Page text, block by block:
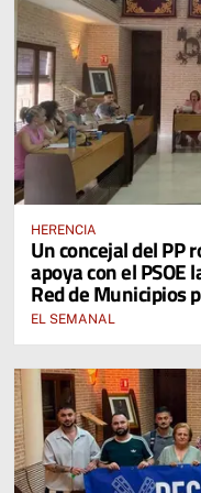
HERENCIA
Un concejal del PP
apoya con el PSOE
Red de Municipios
EL SEMANAL